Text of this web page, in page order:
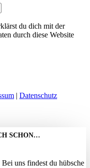
du dich mit der
durch diese Website
| Datenschutz
SCHON…
uns findest du hübsche